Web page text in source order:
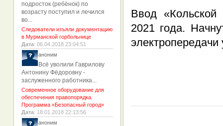
Ввод
2021 года.
подросток (ребёнок) по
возрасту поступил и лечился
во...
Следователи изъяли документацию
в Мурманской горбольнице
Дата: 06.04.2018 23:04:51
аноним
Всё уволили Гаврилову
Антонину Фёдоровну -
заслуженного работника...
Современное оборудование для
обеспечения правопорядка.
Программа «Безопасный город»
Дата: 18.01.2018 22:13:56
аноним